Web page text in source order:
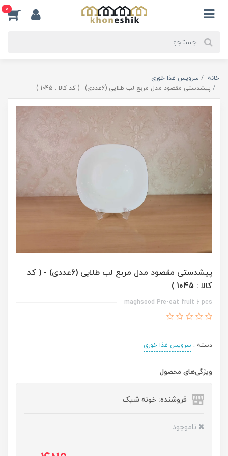
0
خانه
سرویس غذا خوری
پیشدستی مقصود مدل مربع لب طلایی (6عددی) - ( کد کالا : 1045 )
پیشدستی مقصود مدل مربع لب طلایی (6عددی) - ( کد
کالا : 1045 )
maghsood Pre-eat fruit 6 pcs
دسته : سرویس غذا خوری
ویژگی‌های محصول
فروشنده: خونه شیک
ناموجود